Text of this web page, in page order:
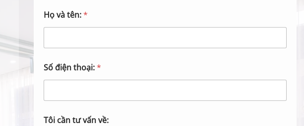
Họ và tên:*
Số điện thoại:*
Tôi cần tư vấn về: